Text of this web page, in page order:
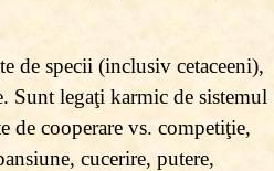
de specii (inclusiv cetaceeni),
Sunt legaţi karmic de sistemul
de cooperare vs. competiţie,
cucerire, putere,